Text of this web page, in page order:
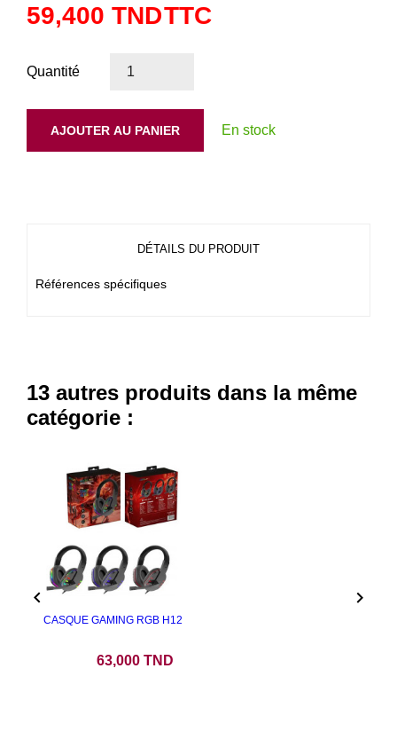
59,400 TNDTTC
Quantité
AJOUTER AU PANIER En stock
DÉTAILS DU PRODUIT
Références spécifiques
13 autres produits dans la même
catégorie :
CASQUE GAMING RGB H12
63,000 TND
 